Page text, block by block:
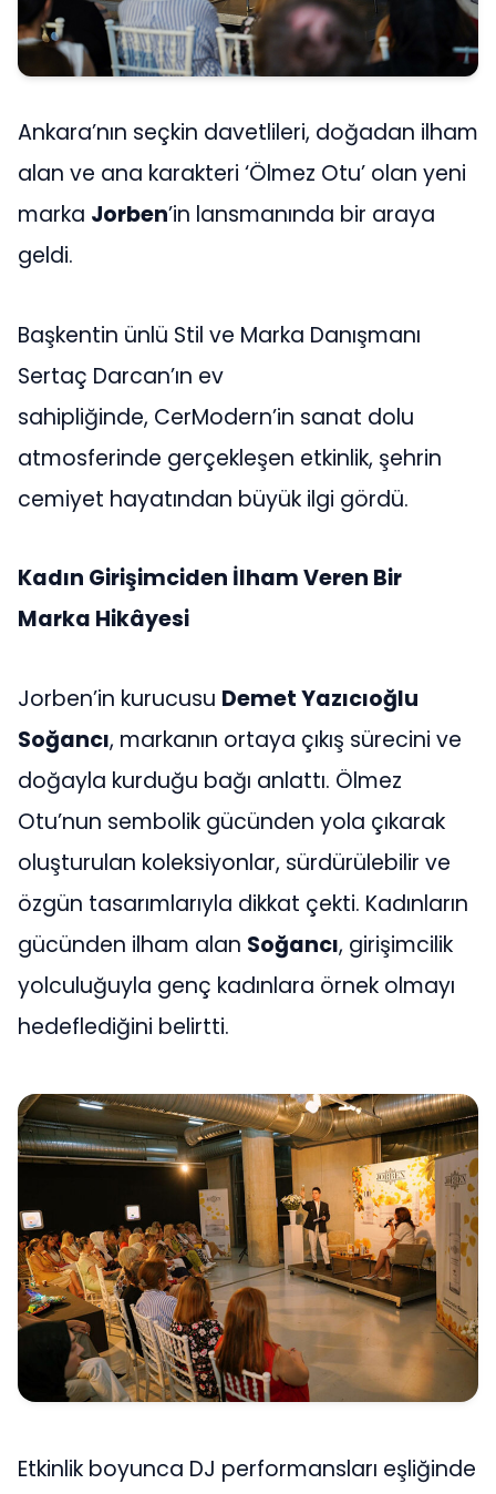
Ankara’nın seçkin davetlileri, doğadan ilham
alan ve ana karakteri ‘Ölmez Otu’ olan yeni
marka Jorben’in lansmanında bir araya
geldi.
Başkentin ünlü Stil ve Marka Danışmanı
Sertaç Darcan’ın ev
sahipliğinde, CerModern’in sanat dolu
atmosferinde gerçekleşen etkinlik, şehrin
cemiyet hayatından büyük ilgi gördü.
Kadın Girişimciden İlham Veren Bir
Marka Hikâyesi
Jorben’in kurucusu Demet Yazıcıoğlu
Soğancı, markanın ortaya çıkış sürecini ve
doğayla kurduğu bağı anlattı. Ölmez
Otu’nun sembolik gücünden yola çıkarak
oluşturulan koleksiyonlar, sürdürülebilir ve
özgün tasarımlarıyla dikkat çekti. Kadınların
gücünden ilham alan Soğancı, girişimcilik
yolculuğuyla genç kadınlara örnek olmayı
hedeflediğini belirtti.
Etkinlik boyunca DJ performansları eşliğinde